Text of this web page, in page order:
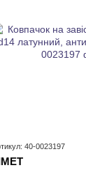
40-0023197